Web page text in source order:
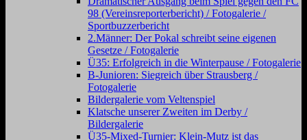
98 (Vereinsreporterbericht) / Fotogalerie /
Sportbuzzerbericht
2.Männer: Der Pokal schreibt seine eigenen
Gesetze / Fotogalerie
Ü35: Erfolgreich in die Winterpause / Fotogalerie
B-Junioren: Siegreich über Strausberg /
Fotogalerie
Bildergalerie vom Veltenspiel
Klatsche unserer Zweiten im Derby /
Bildergalerie
Ü35-Mixed-Turnier: Klein-Mutz ist das